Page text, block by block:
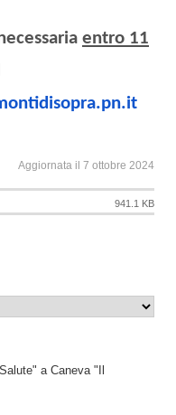
a Caneva "Il
entro 11
Aggiornata il 7 ottobre 2024
941.1 KB